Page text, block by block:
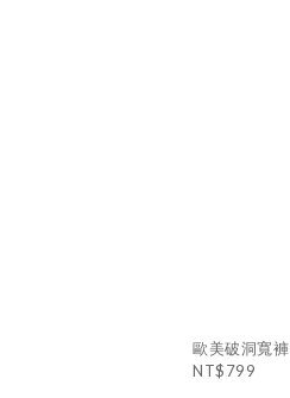
歐美破洞寬褲
NT$799